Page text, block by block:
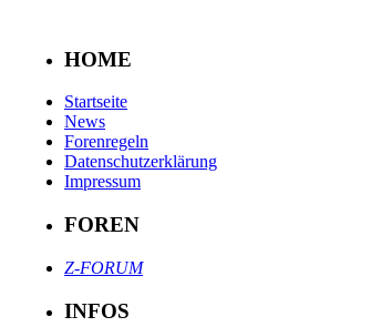
HOME
Startseite
News
Forenregeln
Datenschutzerklärung
Impressum
FOREN
Z-FORUM
INFOS